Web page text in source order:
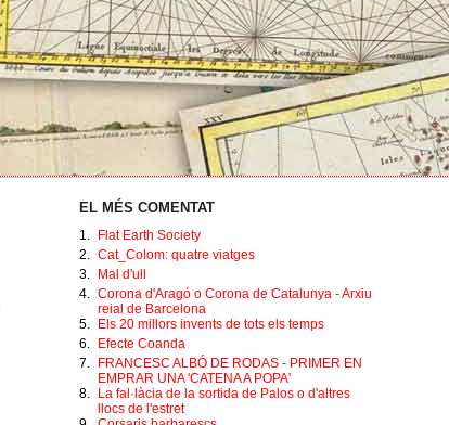
EL MÉS COMENTAT
1.
Flat Earth Society
2. Cat_Colom: quatre viatges
3.
Mal d'ull
4. Corona d'Aragó o Corona de Catalunya - Arxiu
reial de Barcelona
5.
Els 20 millors invents de tots els temps
6.
Efecte Coanda
7.
FRANCESC ALBÓ DE RODAS - PRIMER EN
EMPRAR UNA 'CATENA A POPA'
8.
La fal·làcia de la sortida de Palos o d'altres
llocs de l'estret